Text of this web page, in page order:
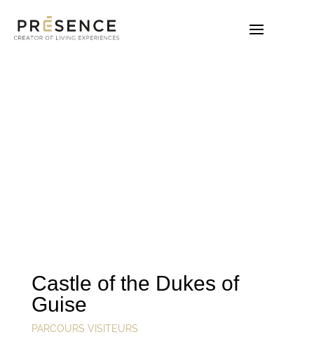
Castle of the Dukes of
Guise
PARCOURS VISITEURS